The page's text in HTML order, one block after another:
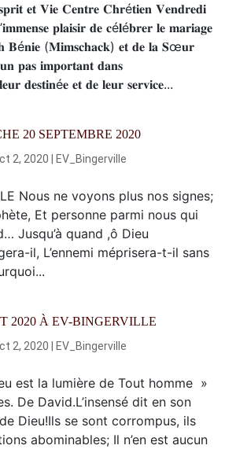
𝐞𝐭 𝐕𝐢𝐞 𝐂𝐞𝐧𝐭𝐫𝐞 𝐂𝐡𝐫é𝐭𝐢𝐞𝐧 𝐕𝐞𝐧𝐝𝐫𝐞𝐝𝐢
𝐩𝐥𝐚𝐢𝐬𝐢𝐫 𝐝𝐞 𝐜é𝐥é𝐛𝐫𝐞𝐫 𝐥𝐞 𝐦𝐚𝐫𝐢𝐚𝐠𝐞
𝐁é𝐧𝐢𝐞 (𝐌𝐢𝐦𝐬𝐜𝐡𝐚𝐜𝐤) 𝐞𝐭 𝐝𝐞 𝐥𝐚 𝐒œ𝐮𝐫
𝐩𝐚𝐬 𝐢𝐦𝐩𝐨𝐫𝐭𝐚𝐧𝐭 𝐝𝐚𝐧𝐬
𝐝𝐞𝐬𝐭𝐢𝐧é𝐞 𝐞𝐭 𝐝𝐞 𝐥𝐞𝐮𝐫 𝐬𝐞𝐫𝐯𝐢𝐜𝐞...
20 SEPTEMBRE 2020
2, 2020 EV_Bingerville
Nous ne voyons plus nos signes;
Et personne parmi nous qui
Jusqu’à quand ,ô Dieu
il, L’ennemi méprisera-t-il sans
2020 À EV-BINGERVILLE
2, 2020 EV_Bingerville
est la lumière de Tout homme »
De David.L’insensé dit en son
Dieu!Ils se sont corrompus, ils
abominables; Il n’en est aucun